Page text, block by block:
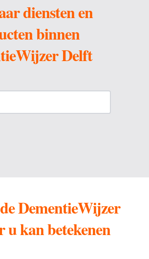
diensten en
binnen
Delft
DementieWijzer
u kan betekenen